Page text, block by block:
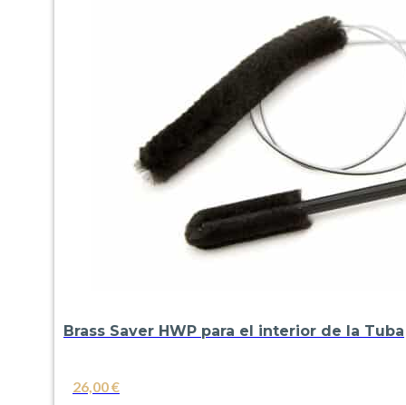
Brass Saver HWP para el interior de la Tuba
26,00€